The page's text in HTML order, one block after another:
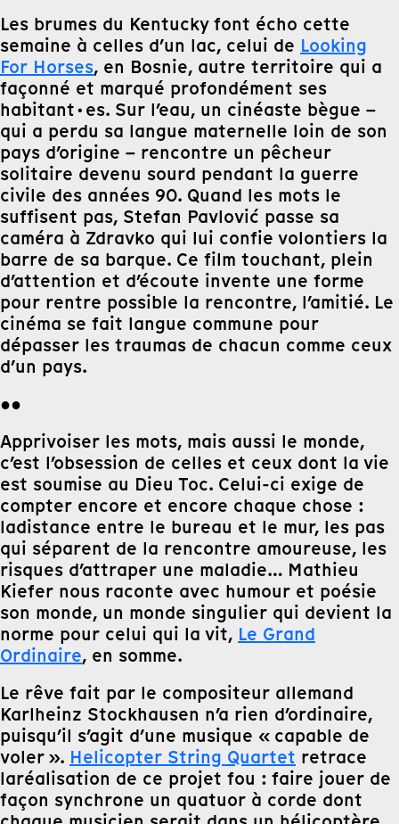
Les brumes du Kentucky font écho cette
semaine à celles d’un lac, celui de Looking
For Horses, en Bosnie, autre territoire qui a
façonné et marqué profondément ses
habitant·es. Sur l’eau, un cinéaste bègue –
qui a perdu sa langue maternelle loin de son
pays d’origine – rencontre un pêcheur
solitaire devenu sourd pendant la guerre
civile des années 90. Quand les mots le
suffisent pas, Stefan Pavlović passe sa
caméra à Zdravko qui lui confie volontiers la
barre de sa barque. Ce film touchant, plein
d’attention et d’écoute invente une forme
pour rentre possible la rencontre, l’amitié. Le
cinéma se fait langue commune pour
dépasser les traumas de chacun comme ceux
d’un pays.
●●
Apprivoiser les mots, mais aussi le monde,
c’est l’obsession de celles et ceux dont la vie
est soumise au Dieu Toc. Celui-ci exige de
compter encore et encore chaque chose :
ladistance entre le bureau et le mur, les pas
qui séparent de la rencontre amoureuse, les
risques d’attraper une maladie… Mathieu
Kiefer nous raconte avec humour et poésie
son monde, un monde singulier qui devient la
norme pour celui qui la vit, Le Grand
Ordinaire, en somme.
Le rêve fait par le compositeur allemand
Karlheinz Stockhausen n’a rien d’ordinaire,
puisqu’il s’agit d’une musique « capable de
voler ». Helicopter String Quartet retrace
laréalisation de ce projet fou : faire jouer de
façon synchrone un quatuor à corde dont